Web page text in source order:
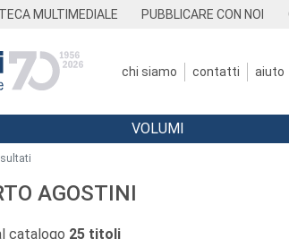
MULTIMEDIALE PUBBLICARE CON NOI
chi siamo contatti aiuto
VOLUMI
AGOSTINI
catalogo 25 titoli